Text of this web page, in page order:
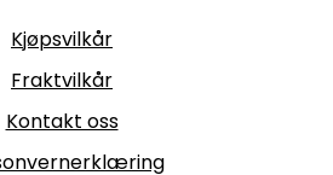
Kjøpsvilkår
Fraktvilkår
Kontakt oss